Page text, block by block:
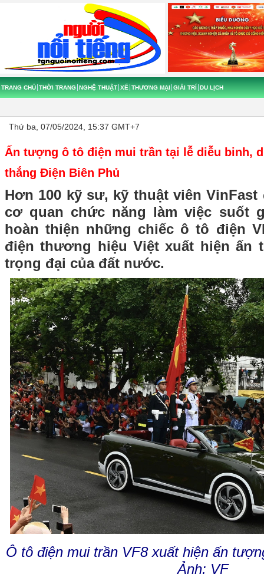
TRANG CHỦ THỜI TRANG NGHỆ THUẬT XẾ THƯƠNG MẠI GIẢI TRÍ DU LỊCH
Thứ ba, 07/05/2024, 15:37 GMT+7
Ấn tượng ô tô điện mui trần tại lễ diễu binh,
thắng Điện Biên Phủ
Hơn 100 kỹ sư, kỹ thuật viên
cơ quan chức năng làm việc suốt
hoàn thiện những chiếc ô tô điện
điện thương hiệu Việt xuất hiện ấn
trọng đại của đất nước.
Ô tô điện mui trần VF8 xuất hiện ấn
Ảnh: VF